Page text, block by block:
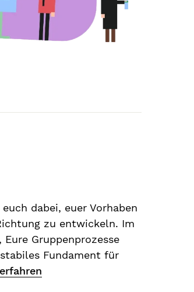
dabei, euer Vorhaben
zu entwickeln. Im
Gruppenprozesse
Fundament für